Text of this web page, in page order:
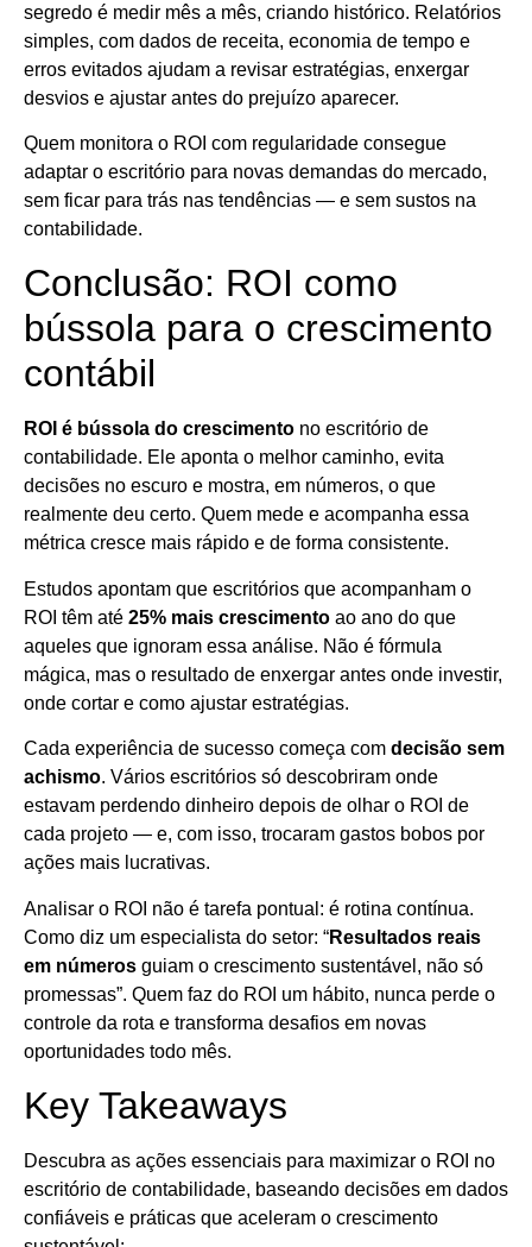
segredo é medir mês a mês, criando histórico. Relatórios
simples, com dados de receita, economia de tempo e
erros evitados ajudam a revisar estratégias, enxergar
desvios e ajustar antes do prejuízo aparecer.
Quem monitora o ROI com regularidade consegue
adaptar o escritório para novas demandas do mercado,
sem ficar para trás nas tendências — e sem sustos na
contabilidade.
Conclusão: ROI como
bússola para o crescimento
contábil
ROI é bússola do crescimento no escritório de
contabilidade. Ele aponta o melhor caminho, evita
decisões no escuro e mostra, em números, o que
realmente deu certo. Quem mede e acompanha essa
métrica cresce mais rápido e de forma consistente.
Estudos apontam que escritórios que acompanham o
ROI têm até 25% mais crescimento ao ano do que
aqueles que ignoram essa análise. Não é fórmula
mágica, mas o resultado de enxergar antes onde investir,
onde cortar e como ajustar estratégias.
Cada experiência de sucesso começa com decisão sem
achismo. Vários escritórios só descobriram onde
estavam perdendo dinheiro depois de olhar o ROI de
cada projeto — e, com isso, trocaram gastos bobos por
ações mais lucrativas.
Analisar o ROI não é tarefa pontual: é rotina contínua.
Como diz um especialista do setor: “Resultados reais
em números guiam o crescimento sustentável, não só
promessas”. Quem faz do ROI um hábito, nunca perde o
controle da rota e transforma desafios em novas
oportunidades todo mês.
Key Takeaways
Descubra as ações essenciais para maximizar o ROI no
escritório de contabilidade, baseando decisões em dados
confiáveis e práticas que aceleram o crescimento